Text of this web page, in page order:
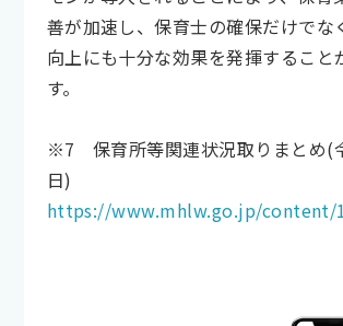
善が加速し、保育士の確保だけでな
向上にも十分な効果を発揮すること
す。
※7 保育所等関連状況取りまとめ(
日)
https://www.mhlw.go.jp/content/